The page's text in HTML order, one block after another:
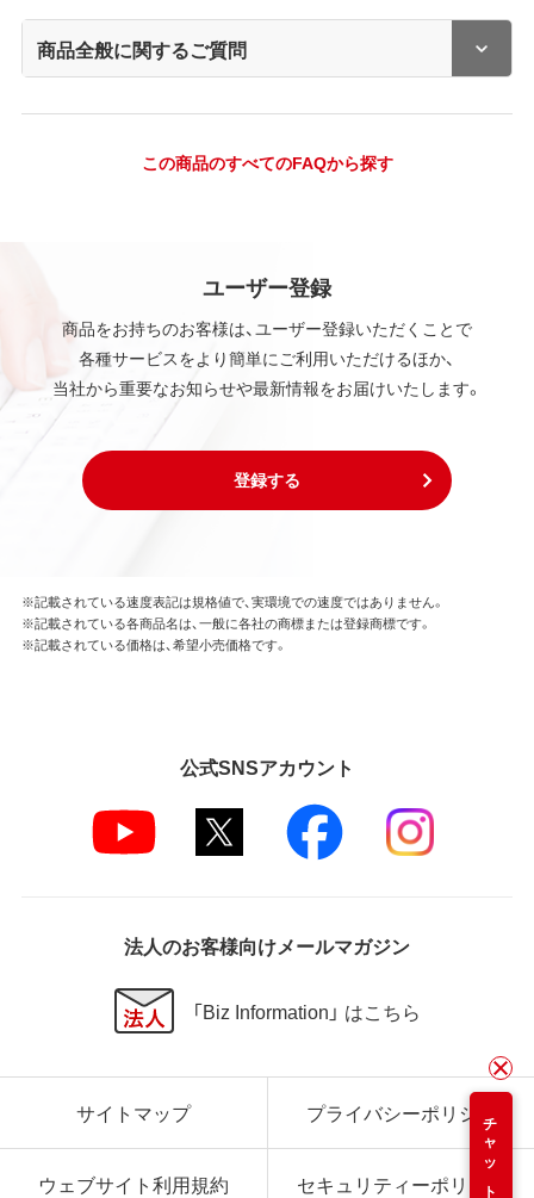
商品全般に関するご質問
この商品のすべてのFAQから探す
ユーザー登録
商品をお持ちのお客様は、ユーザー登録いただくことで
各種サービスをより簡単にご利用いただけるほか、
当社から重要なお知らせや最新情報をお届けいたします。
登録する
チャット
※記載されている速度表記は規格値で、実環境での速度ではありません。
※記載されている各商品名は、一般に各社の商標または登録商標です。
※記載されている価格は、希望小売価格です。
公式SNSアカウント
法人のお客様向けメールマガジン
「Biz Information」 はこちら
サイトマップ プライバシーポリシー
ウェブサイト利用規約 セキュリティーポリシー